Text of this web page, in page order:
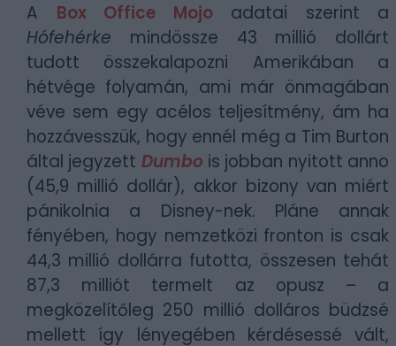
A Box Office Mojoadatai szerint a
Hófehérke mindössze 43 millió dollárt
tudott összekalapozni Amerikában a
hétvége folyamán, ami már önmagában
véve sem egy acélos teljesítmény, ám ha
hozzávesszük, hogy ennél még a Tim Burton
által jegyzett Dumbo is jobban nyitott anno
(45,9 millió dollár), akkor bizony van miért
pánikolnia a Disney-nek. Pláne annak
fényében, hogy nemzetközi fronton is csak
44,3 millió dollárra futotta, összesen tehát
87,3 milliót termelt az opusz – a
megközelítőleg 250 millió dolláros büdzsé
mellett így lényegében kérdésessé vált,